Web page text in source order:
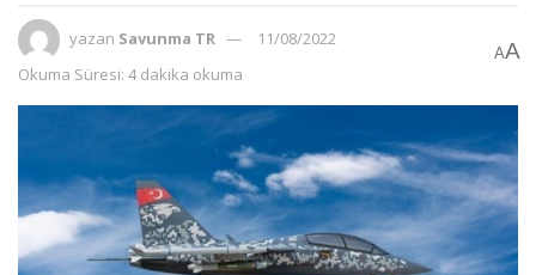
yazan Savunma TR
11/08/2022
Okuma Süresi: 4 dakika okuma
AA